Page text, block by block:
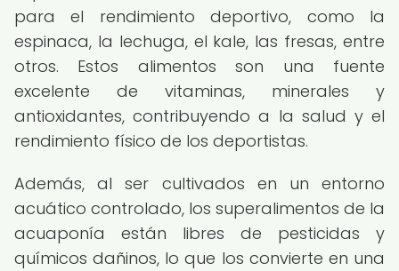
para el rendimiento deportivo, como la
espinaca, la lechuga, el kale, las fresas, entre
otros. Estos alimentos son una fuente
excelente de vitaminas, minerales y
antioxidantes, contribuyendo a la salud y el
rendimiento físico de los deportistas.
Además, al ser cultivados en un entorno
acuático controlado, los superalimentos de la
acuaponía están libres de pesticidas y
químicos dañinos, lo que los convierte en una